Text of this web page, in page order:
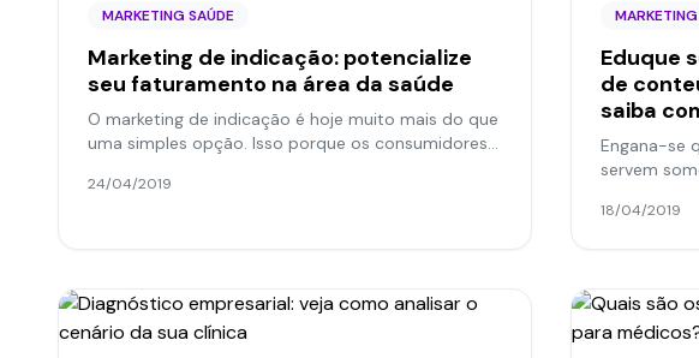
MARKETING SAÚDE
Marketing de indicação: potencialize
seu faturamento na área da saúde
O marketing de indicação é hoje muito mais do que
uma simples opção. Isso porque os consumidores
cada um deles é...
24/04/2019
Eduque
de
saiba
Engana-se
servem
empresas já
18/04/2019